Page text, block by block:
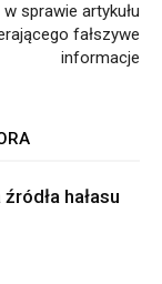
w sprawie artykułu
fałszywe
informacje
hałasu